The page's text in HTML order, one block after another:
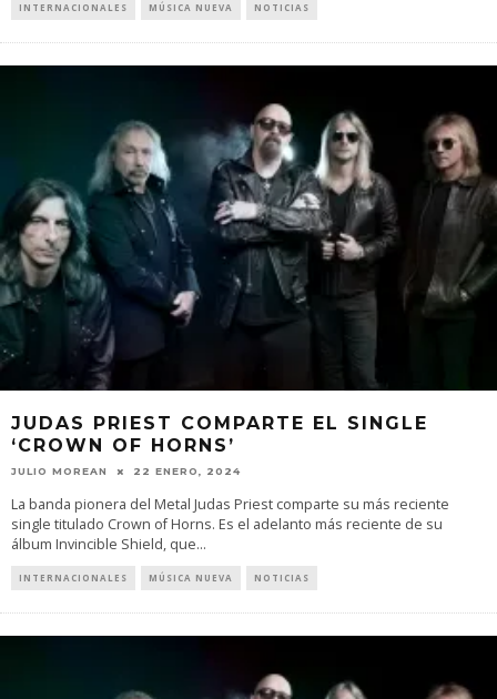
INTERNACIONALES MÚSICA NUEVA NOTICIAS
JUDAS PRIEST COMPARTE EL SINGLE
‘CROWN OF HORNS’
JULIO MOREAN 22 ENERO, 2024
La banda pionera del Metal Judas Priest comparte su más reciente
single titulado Crown of Horns. Es el adelanto más reciente de su
álbum Invincible Shield, que...
INTERNACIONALES MÚSICA NUEVA NOTICIAS